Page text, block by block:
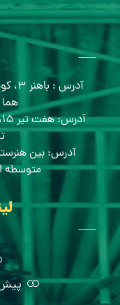
هما
متوسطه اول
پیش